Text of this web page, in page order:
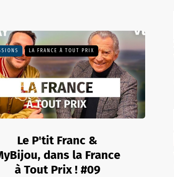
LA FRANCE À TOUT PRIX
Le P'tit Franc &
dans la France
à Tout Prix ! #09